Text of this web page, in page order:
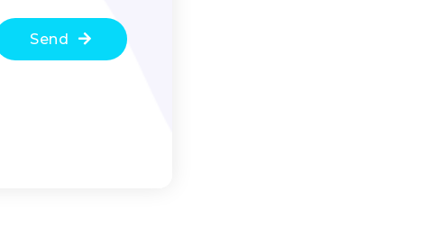
Send